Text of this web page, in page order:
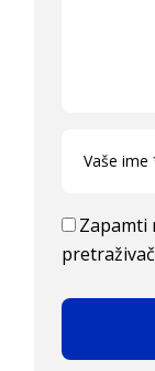
Zapamti